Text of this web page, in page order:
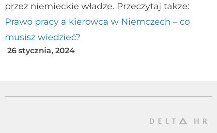
przez niemieckie władze. Przeczytaj także:
Prawo pracy a kierowca w Niemczech – co
musisz wiedzieć?
26 stycznia, 2024